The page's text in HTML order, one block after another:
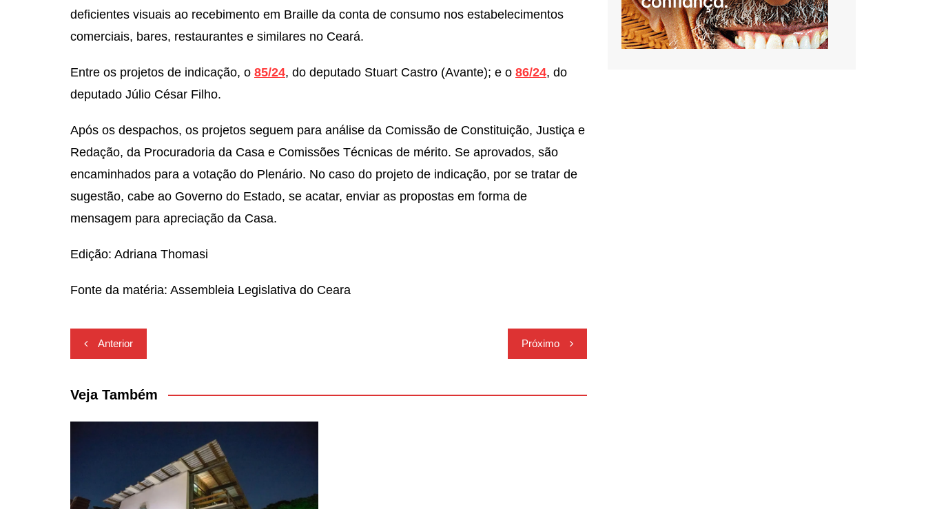
deficientes visuais ao recebimento em Braille da conta de consumo nos estabelecimentos
comerciais, bares, restaurantes e similares no Ceará.
Entre os projetos de indicação, o 85/24, do deputado Stuart Castro (Avante); e o 86/24, do
deputado Júlio César Filho.
Após os despachos, os projetos seguem para análise da Comissão de Constituição, Justiça e
Redação, da Procuradoria da Casa e Comissões Técnicas de mérito. Se aprovados, são
encaminhados para a votação do Plenário. No caso do projeto de indicação, por se tratar de
sugestão, cabe ao Governo do Estado, se acatar, enviar as propostas em forma de
mensagem para apreciação da Casa.
Edição: Adriana Thomasi
Fonte da matéria: Assembleia Legislativa do Ceara
Navegação
de
Post
Anterior Próximo
Veja Também